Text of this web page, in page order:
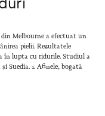
Melbourne a efectuat un
pielii. Rezultatele
în lupta cu ridurile. Studiul a
Suedia. 1. Afinele, bogată